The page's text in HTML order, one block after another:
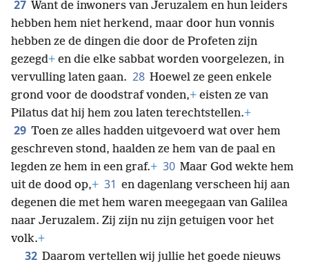
27 Want de inwoners van Jeruzalem en hun leiders
hebben hem niet herkend, maar door hun vonnis
hebben ze de dingen die door de Profeten zijn
gezegd+ en die elke sabbat worden voorgelezen, in
vervulling laten gaan. 28 Hoewel ze geen enkele
grond voor de doodstraf vonden,+ eisten ze van
Pilatus dat hij hem zou laten terechtstellen.+
29 Toen ze alles hadden uitgevoerd wat over hem
geschreven stond, haalden ze hem van de paal en
legden ze hem in een graf.+ 30 Maar God wekte hem
uit de dood op,+ 31 en dagenlang verscheen hij aan
degenen die met hem waren meegegaan van Galilea
naar Jeruzalem. Zij zijn nu zijn getuigen voor het
volk.+
32 Daarom vertellen wij jullie het goede nieuws